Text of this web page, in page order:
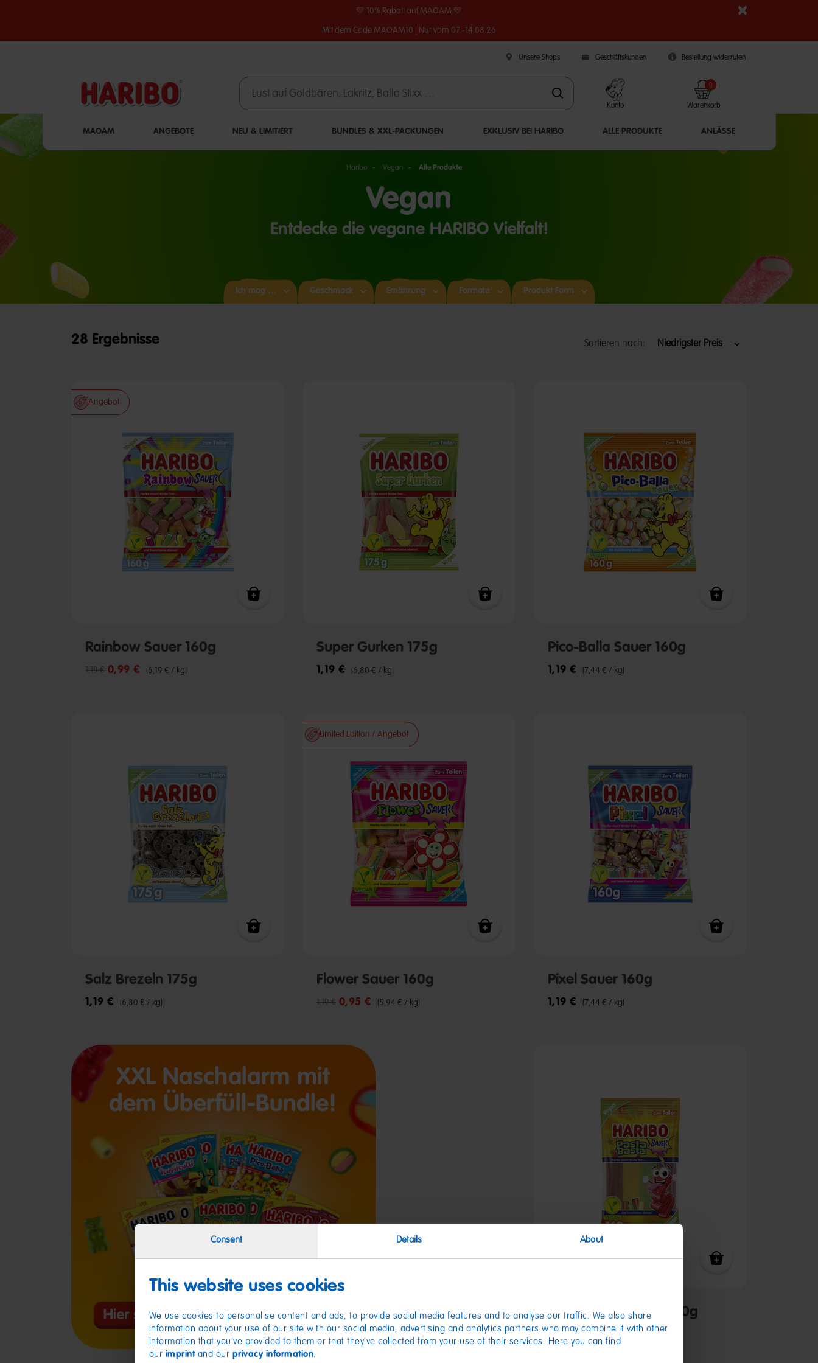
Consent Details About
This website uses cookies
We use cookies to personalise content and ads, to provide social media features and to analyse our traffic. We also share
information about your use of our site with our social media, advertising and analytics partners who may combine it with other
information that you’ve provided to them or that they’ve collected from your use of their services. Here you can find
our imprintand our privacy information.
💛 10% Rabatt auf MAOAM 💛
Mit dem Code MAOAM10 | Nur vom 07.-14.08.26
Unsere Shops Geschäftskunden Bestellung widerrufen
Konto Warenkorb
0
MAOAM ANGEBOTE NEU & LIMITIERT BUNDLES & XXL-PACKUNGEN EXKLUSIV BEI HARIBO ALLE PRODUKTE ANLÄSSE
Haribo Vegan Alle Produkte
Vegan
Entdecke die vegane HARIBO Vielfalt!
Ich mag … Geschmack Ernährung​ Formate Produkt Form
28 Ergebnisse Sortieren nach:
Angebot
Rainbow Sauer 160g
Reduzierter Preis von
1,19 €bis0,99 € (6,19 € / kg)
Super Gurken 175g
1,19 € (6,80 € / kg)
Pico-Balla Sauer 160g
1,19 € (7,44 € / kg)
Salz Brezeln 175g
1,19 € (6,80 € / kg)
Limited Edition / Angebot
Flower Sauer 160g
Reduzierter Preis von
1,19 €bis0,95 € (5,94 € / kg)
Pixel Sauer 160g
1,19 € (7,44 € / kg)
Pasta Basta Sauer 160g
1,19 € (7,44 € / kg)